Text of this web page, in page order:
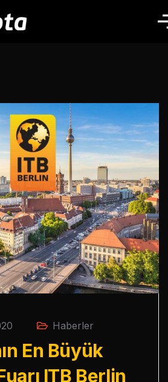
Haberler
En Büyük
ITB Berlin